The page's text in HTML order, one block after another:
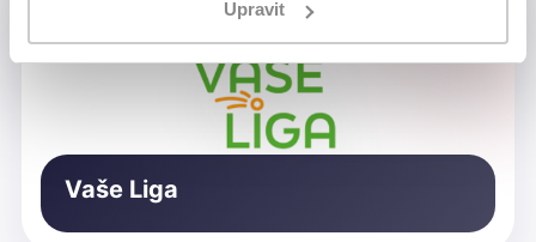
Upravit
Vaše Liga